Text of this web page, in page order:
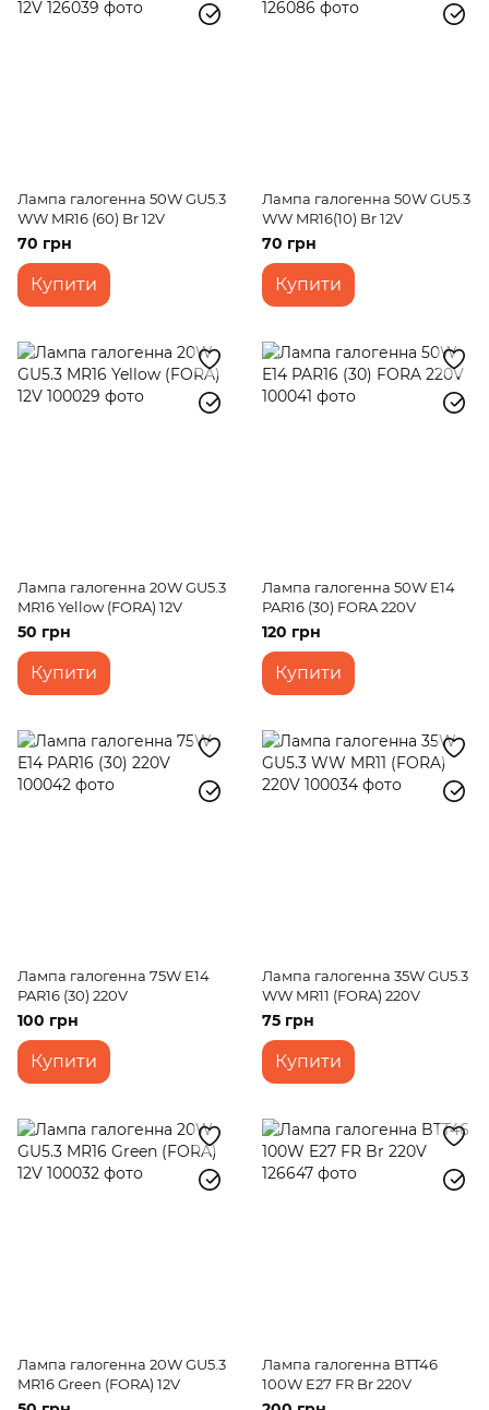
Лампа галогенна 50W GU5.3
WW MR16 (60) Br 12V
70 грн
Купити
Лампа галогенна 50W GU5.3
WW MR16(10) Br 12V
70 грн
Купити
Лампа галогенна 20W GU5.3
MR16 Yellow (FORA) 12V
50 грн
Купити
Лампа галогенна 50W E14
PAR16 (30) FORA 220V
120 грн
Купити
Лампа галогенна 75W E14
PAR16 (30) 220V
100 грн
Купити
Лампа галогенна 35W GU5.3
WW MR11 (FORA) 220V
75 грн
Купити
Лампа галогенна 20W GU5.3
MR16 Green (FORA) 12V
Лампа галогенна BTT46
100W E27 FR Br 220V